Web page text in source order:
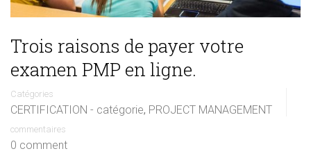
Trois raisons de payer votre
examen PMP en ligne.
Catégories
CERTIFICATION - catégorie, PROJECT MANAGEMENT
commentaires
0 comment